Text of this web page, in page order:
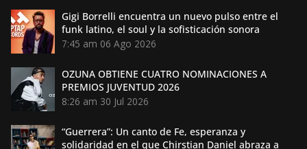
Gigi Borrelli encuentra un nuevo pulso entre el
funk latino, el soul y la sofisticación sonora
7:45 am 06 Ago 2026
OZUNA OBTIENE CUATRO NOMINACIONES A
PREMIOS JUVENTUD 2026
8:26 am 30 Jul 2026
“Guerrera”: Un canto de Fe, esperanza y
solidaridad en el que Chirstian Daniel abraza a